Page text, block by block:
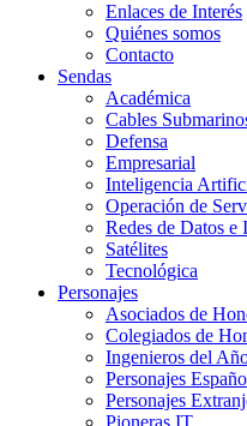
Enlaces de Interés
Quiénes somos
Contacto
Sendas
Académica
Cables
Defensa
Empresarial
Inteligencia
Operación de
Redes de Datos e
Satélites
Tecnológica
Personajes
Asociados de
Colegiados de
Ingenieros del
Personajes
Personajes
Pioneras IT